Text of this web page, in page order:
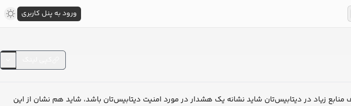
زیاد در دیتابیس‌تان شاید نشانه یک هشدار در مورد امنیت دیتابیس‌تان باشد، شاید هم نشان از این
ورود به پنل کاربری